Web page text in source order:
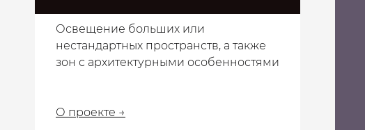
Освещение больших или
нестандартных пространств, а также
зон с архитектурными особенностями
О проекте →